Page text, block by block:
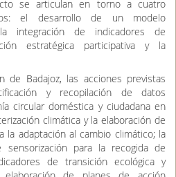
planificación estratégica. En este
la creación de una plataforma
empresas y ciudadanía
locales, identificar
e implementar estrategias
la cohesión social y la resiliencia
se articulan en torno a cuatro
el desarrollo de un modelo
la integración de indicadores de
estratégica participativa y la